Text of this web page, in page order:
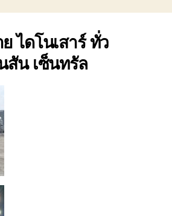
ไดโนเสาร์ ทั่ว
สัน เซ็นทรัล